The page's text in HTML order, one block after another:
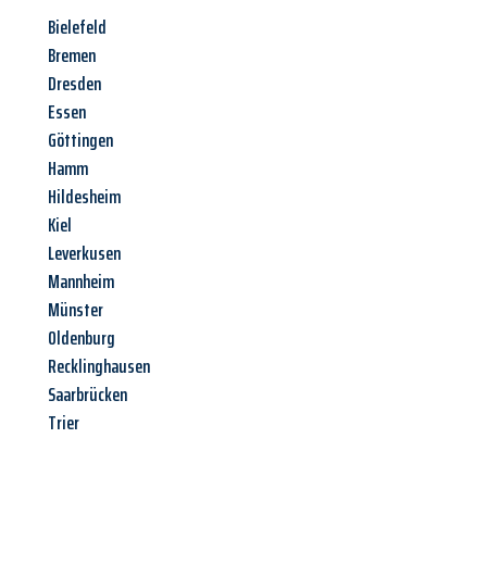
Bielefeld
Bremen
Dresden
Essen
Göttingen
Hamm
Hildesheim
Kiel
Leverkusen
Mannheim
Münster
Oldenburg
Recklinghausen
Saarbrücken
Trier